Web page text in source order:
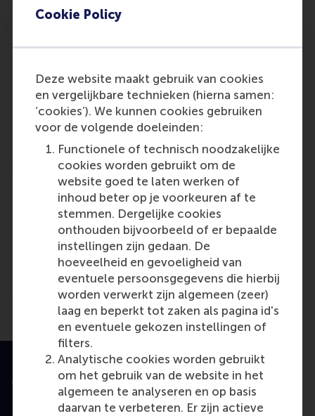
Cookie Policy
Deze website maakt gebruik van cookies
en vergelijkbare technieken (hierna samen:
‘cookies’). We kunnen cookies gebruiken
voor de volgende doeleinden:
Functionele of technisch noodzakelijke
cookies worden gebruikt om de
website goed te laten werken of
inhoud beter op je voorkeuren af te
stemmen. Dergelijke cookies
onthouden bijvoorbeeld of er bepaalde
instellingen zijn gedaan. De
hoeveelheid en gevoeligheid van
eventuele persoonsgegevens die hierbij
worden verwerkt zijn algemeen (zeer)
laag en beperkt tot zaken als pagina id's
en eventuele gekozen instellingen of
filters.
Analytische cookies worden gebruikt
om het gebruik van de website in het
algemeen te analyseren en op basis
daarvan te verbeteren. Er zijn actieve
Niels Agatz
Role: Faculty
Reference type: Quoted
Media Outlets
De Telegraaf(Newspaper)
Geaccrediteerd door